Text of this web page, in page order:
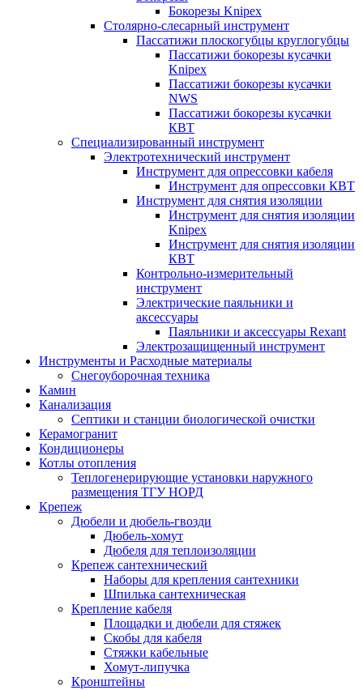
Бокорезы Knipex
Столярно-слесарный инструмент
Пассатижи плоскогубцы круглогубцы
Пассатижи бокорезы кусачки
Knipex
Пассатижи бокорезы кусачки
NWS
Пассатижи бокорезы кусачки
КВТ
Специализированный инструмент
Электротехнический инструмент
Инструмент для опрессовки кабеля
Инструмент для опрессовки КВТ
Инструмент для снятия изоляции
Инструмент для снятия изоляции
Knipex
Инструмент для снятия изоляции
КВТ
Контрольно-измерительный
инструмент
Электрические паяльники и
аксессуары
Паяльники и аксессуары Rexant
Электрозащищенный инструмент
Инструменты и Расходные материалы
Снегоуборочная техника
Камин
Канализация
Септики и станции биологической очистки
Керамогранит
Кондиционеры
Котлы отопления
Теплогенерирующие установки наружного
размещения ТГУ НОРД
Крепеж
Дюбели и дюбель-гвозди
Дюбель-хомут
Дюбеля для теплоизоляции
Крепеж сантехнический
Наборы для крепления сантехники
Шпилька сантехническая
Крепление кабеля
Площадки и дюбели для стяжек
Скобы для кабеля
Стяжки кабельные
Хомут-липучка
Кронштейны